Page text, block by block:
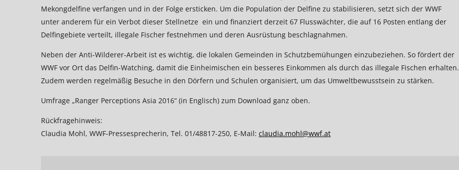
Mekongdelfine verfangen und in der Folge ersticken. Um die Population der Delfine zu stabilisieren, setzt sich der WWF
unter anderem für ein Verbot dieser Stellnetze ein und finanziert derzeit 67 Flusswächter, die auf 16 Posten entlang der
Delfingebiete verteilt, illegale Fischer festnehmen und deren Ausrüstung beschlagnahmen.
Neben der Anti-Wilderer-Arbeit ist es wichtig, die lokalen Gemeinden in Schutzbemühungen einzubeziehen. So fördert der
WWF vor Ort das Delfin-Watching, damit die Einheimischen ein besseres Einkommen als durch das illegale Fischen erhalten.
Zudem werden regelmäßig Besuche in den Dörfern und Schulen organisiert, um das Umweltbewusstsein zu stärken.
Umfrage „Ranger Perceptions Asia 2016“ (in Englisch) zum Download ganz oben.
Rückfragehinweis:
Claudia Mohl, WWF-Pressesprecherin, Tel. 01/48817-250, E-Mail: claudia.mohl@wwf.at